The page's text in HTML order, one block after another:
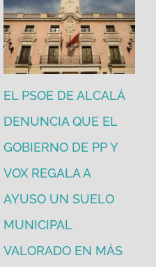
EL PSOE DE ALCALÁ
DENUNCIA QUE EL
GOBIERNO DE PP Y
VOX REGALA A
AYUSO UN SUELO
MUNICIPAL
VALORADO EN MÁS